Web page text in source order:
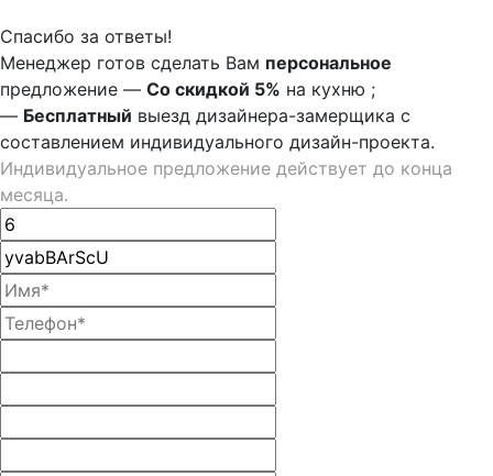
Спасибо за ответы!
Менеджер готов сделать Вам персональное
предложение — Со скидкой 5% на кухню ;
— Бесплатный выезд дизайнера-замерщика с
составлением индивидуального дизайн-проекта.
Индивидуальное предложение действует до конца
месяца.